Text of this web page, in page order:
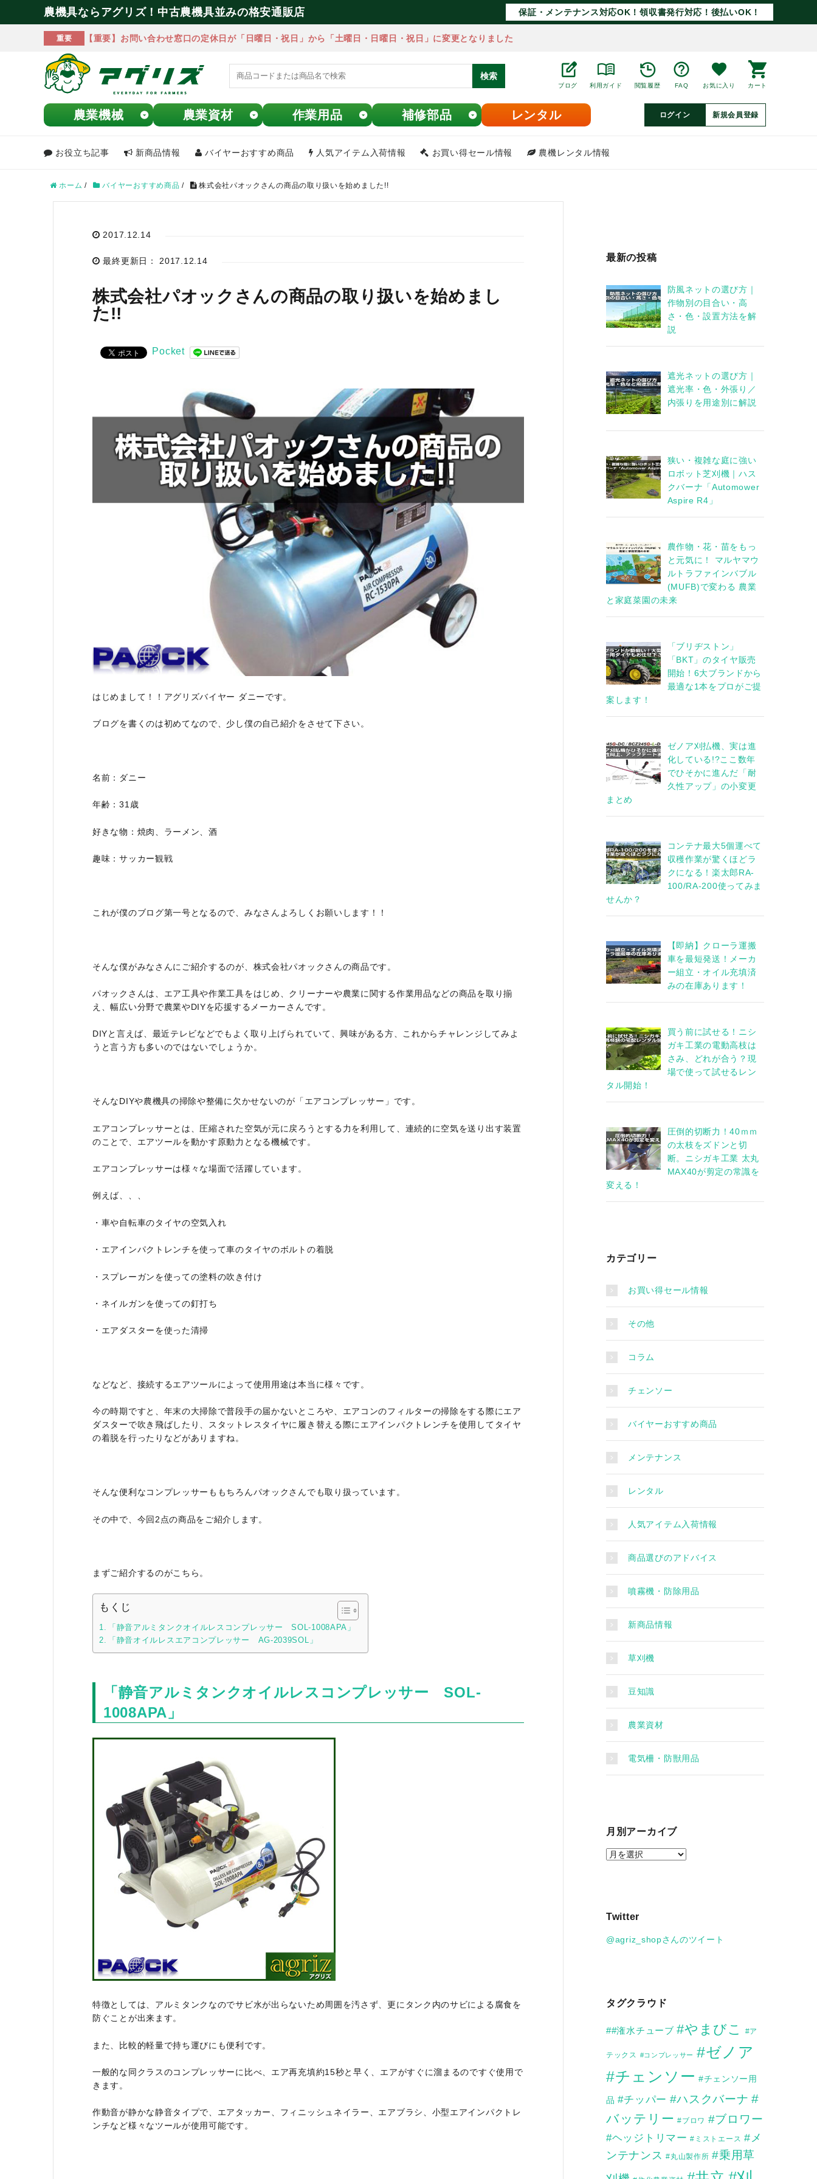
農機具ならアグリズ！中古農機具並みの格安通販店 保証・メンテナンス対応OK！領収書発行対応！後払いOK！
重要 【重要】お問い合わせ窓口の定休日が「日曜日・祝日」から「土曜日・日曜日・祝日」に変更となりました
検索
ブログ 利用ガイド 閲覧履歴 FAQ お気に入り カート
農業機械 農業資材 作業用品 補修部品 レンタル ログイン 新規会員登録
お役立ち記事 新商品情報 バイヤーおすすめ商品 人気アイテム入荷情報 お買い得セール情報 農機レンタル情報
ログイン person 会員登録
メールでのお問い合わせ
ホーム / バイヤーおすすめ商品 / 株式会社パオックさんの商品の取り扱いを始めました!!
2017.12.14
最終更新日： 2017.12.14
株式会社パオックさんの商品の取り扱いを始めまし
た!!
Pocket
はじめまして！！アグリズバイヤー ダニーです。
ブログを書くのは初めてなので、少し僕の自己紹介をさせて下さい。
名前：ダニー
年齢：31歳
好きな物：焼肉、ラーメン、酒
趣味：サッカー観戦
これが僕のブログ第一号となるので、みなさんよろしくお願いします！！
そんな僕がみなさんにご紹介するのが、株式会社パオックさんの商品です。
パオックさんは、エア工具や作業工具をはじめ、クリーナーや農業に関する作業用品などの商品を取り揃
え、幅広い分野で農業やDIYを応援するメーカーさんです。
DIYと言えば、最近テレビなどでもよく取り上げられていて、興味がある方、これからチャレンジしてみよ
うと言う方も多いのではないでしょうか。
そんなDIYや農機具の掃除や整備に欠かせないのが「エアコンプレッサー」です。
エアコンプレッサーとは、圧縮された空気が元に戻ろうとする力を利用して、連続的に空気を送り出す装置
のことで、エアツールを動かす原動力となる機械です。
エアコンプレッサーは様々な場面で活躍しています。
例えば、、、
・車や自転車のタイヤの空気入れ
・エアインパクトレンチを使って車のタイヤのボルトの着脱
・スプレーガンを使っての塗料の吹き付け
・ネイルガンを使っての釘打ち
・エアダスターを使った清掃
などなど、接続するエアツールによって使用用途は本当に様々です。
今の時期ですと、年末の大掃除で普段手の届かないところや、エアコンのフィルターの掃除をする際にエア
ダスターで吹き飛ばしたり、スタットレスタイヤに履き替える際にエアインパクトレンチを使用してタイヤ
の着脱を行ったりなどがありますね。
そんな便利なコンプレッサーももちろんパオックさんでも取り扱っています。
その中で、今回2点の商品をご紹介します。
まずご紹介するのがこちら。
もくじ
「静音アルミタンクオイルレスコンプレッサー SOL-1008APA」
「静音オイルレスエアコンプレッサー AG-2039SOL」
「静音アルミタンクオイルレスコンプレッサー SOL-
1008APA」
特徴としては、アルミタンクなのでサビ水が出らないため周囲を汚さず、更にタンク内のサビによる腐食を
防ぐことが出来ます。
また、比較的軽量で持ち運びにも便利です。
一般的な同クラスのコンプレッサーに比べ、エア再充填約15秒と早く、エアがすぐに溜まるのですぐ使用で
きます。
作動音が静かな静音タイプで、エアタッカー、フィニッシュネイラー、エアブラシ、小型エアインパクトレ
ンチなど様々なツールが使用可能です。
最新の投稿
防風ネットの選び方｜
作物別の目合い・高
さ・色・設置方法を解
説
遮光ネットの選び方｜
遮光率・色・外張り／
内張りを用途別に解説
狭い・複雑な庭に強い
ロボット芝刈機｜ハス
クバーナ「Automower
Aspire R4」
農作物・花・苗をもっ
と元気に！ マルヤマウ
ルトラファインバブル
(MUFB)で変わる 農業
と家庭菜園の未来
「ブリヂストン」
「BKT」のタイヤ販売
開始！6大ブランドから
最適な1本をプロがご提
案します！
ゼノア刈払機、実は進
化している!?ここ数年
でひそかに進んだ「耐
久性アップ」の小変更
まとめ
コンテナ最大5個運べて
収穫作業が驚くほどラ
クになる！楽太郎RA-
100/RA-200使ってみま
せんか？
【即納】クローラ運搬
車を最短発送！メーカ
ー組立・オイル充填済
みの在庫あります！
買う前に試せる！ニシ
ガキ工業の電動高枝は
さみ、どれが合う？現
場で使って試せるレン
タル開始！
圧倒的切断力！40ｍｍ
の太枝をズドンと切
断。ニシガキ工業 太丸
MAX40が剪定の常識を
変える！
カテゴリー
お買い得セール情報
その他
コラム
チェンソー
バイヤーおすすめ商品
メンテナンス
レンタル
人気アイテム入荷情報
商品選びのアドバイス
噴霧機・防除用品
新商品情報
草刈機
豆知識
農業資材
電気柵・防獣用品
月別アーカイブ
月
イ
Twitter
@agriz_shopさんのツイート
タグクラウド
##潅水チューブ #やまびこ #ア
テックス #コンプレッサー #ゼノア
#チェンソー #チェンソー用
品 #チッパー #ハスクバーナ #
バッテリー #ブロワ #ブロワー
#ヘッジトリマー #ミストエース #メ
ンテナンス #丸山製作所 #乗用草